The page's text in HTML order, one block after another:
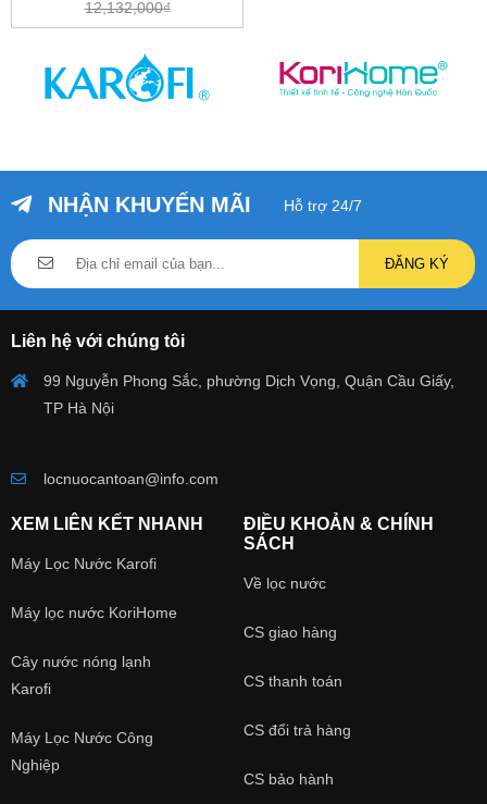
12,132,000₫
NHẬN KHUYẾN MÃI Hỗ trợ 24/7
ĐĂNG KÝ
Liên hệ với chúng tôi
99 Nguyễn Phong Sắc, phường Dịch Vọng, Quận Cầu Giấy,
TP Hà Nội
locnuocantoan@info.com
XEM LIÊN KẾT NHANH
Máy Lọc Nước Karofi
Máy lọc nước KoriHome
Cây nước nóng lạnh
Karofi
Máy Lọc Nước Công
Nghiệp
ĐIỀU KHOẢN & CHÍNH
SÁCH
Về lọc nước
CS giao hàng
CS thanh toán
CS đổi trả hàng
CS bảo hành